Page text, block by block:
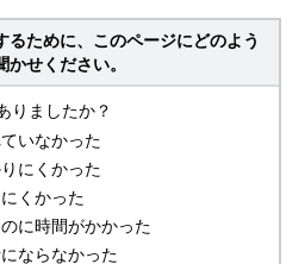
るために、このページにどのよう
せください。
りましたか？
いなかった
にくかった
くかった
に時間がかかった
ならなかった